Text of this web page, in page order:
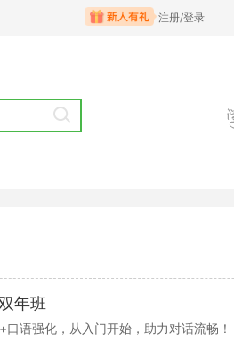
注册/登录
年班
语强化，从入门开始，助力对话流畅！